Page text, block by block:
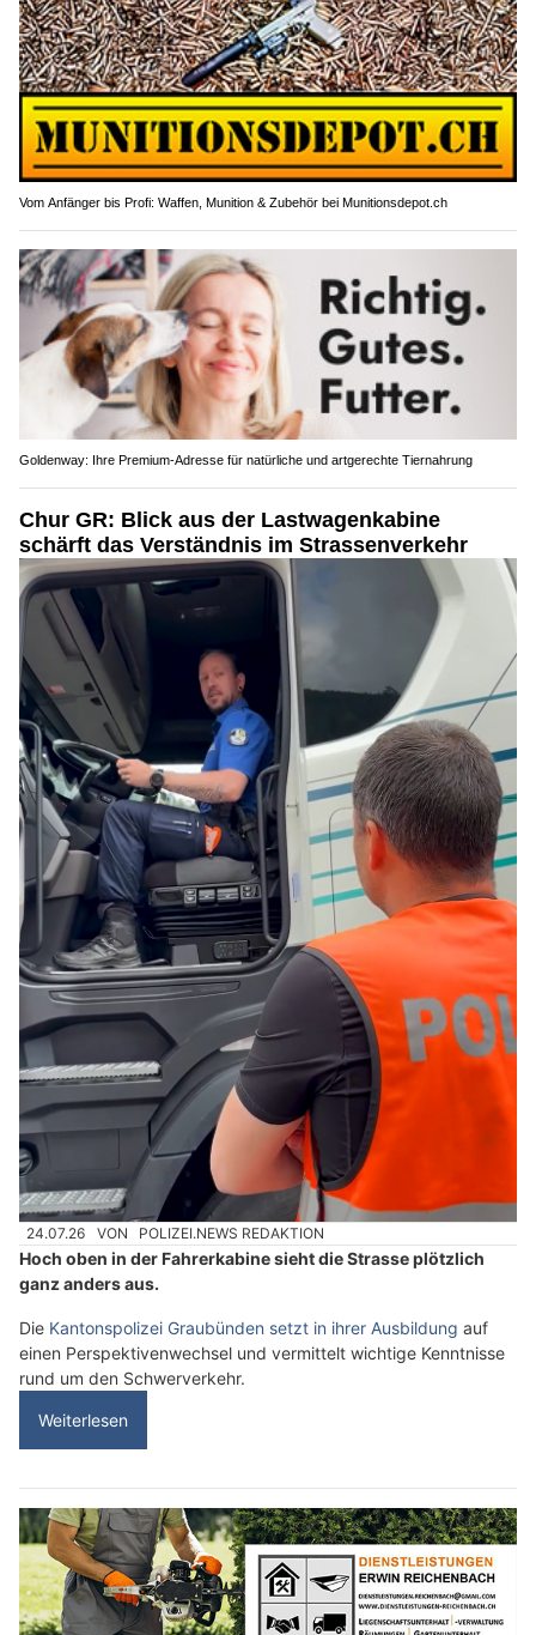
Vom Anfänger bis Profi: Waffen, Munition & Zubehör bei Munitionsdepot.ch
Goldenway: Ihre Premium-Adresse für natürliche und artgerechte Tiernahrung
Chur GR: Blick aus der Lastwagenkabine
schärft das Verständnis im Strassenverkehr
24.07.26 VON POLIZEI.NEWS REDAKTION
Hoch oben in der Fahrerkabine sieht die Strasse plötzlich
ganz anders aus.
Die Kantonspolizei Graubünden setzt in ihrer Ausbildung auf
einen Perspektivenwechsel und vermittelt wichtige Kenntnisse
rund um den Schwerverkehr.
Weiterlesen